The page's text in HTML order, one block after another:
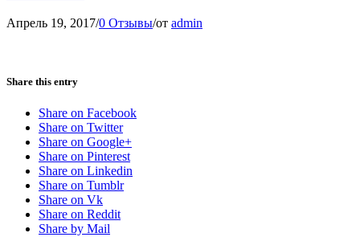
Апрель 19, 2017/0 Отзывы/от admin
Share this entry
Share on Facebook
Share on Twitter
Share on Google+
Share on Pinterest
Share on Linkedin
Share on Tumblr
Share on Vk
Share on Reddit
Share by Mail